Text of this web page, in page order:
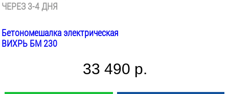
ЧЕРЕЗ 3-4 ДНЯ
Бетономешалка электрическая
ВИХРЬ БМ 230
33 490 р.